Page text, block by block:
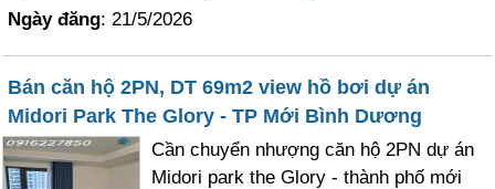
Ngày đăng: 21/5/2026
Bán căn hộ 2PN, DT 69m2 view hồ bơi dự án
Midori Park The Glory - TP Mới Bình Dương
Cần chuyển nhượng căn hộ 2PN dự án
Midori park the Glory - thành phố mới